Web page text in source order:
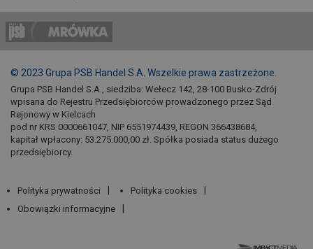
© 2023 Grupa PSB Handel S.A. Wszelkie prawa zastrzeżone.
Grupa PSB Handel S.A., siedziba: Wełecz 142, 28-100 Busko-Zdrój
wpisana do Rejestru Przedsiębiorców prowadzonego przez Sąd
Rejonowy w Kielcach
pod nr KRS 0000661047, NIP 6551974439, REGON 366438684,
kapitał wpłacony: 53.275.000,00 zł. Spółka posiada status dużego
przedsiębiorcy.
Polityka prywatności
Polityka cookies
Obowiązki informacyjne